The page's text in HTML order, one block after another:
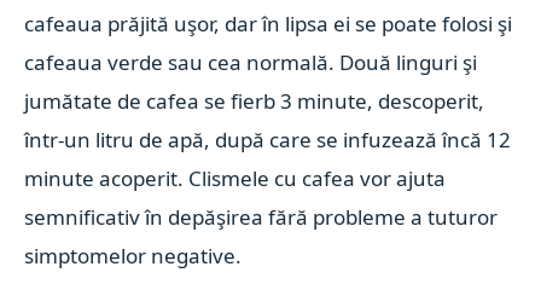
cafeaua prăjită uşor, dar în lipsa ei se poate folosi şi
cafeaua verde sau cea normală. Două linguri şi
jumătate de cafea se fierb 3 minute, descoperit,
într-un litru de apă, după care se infuzează încă 12
minute acoperit. Clismele cu cafea vor ajuta
semnificativ în depăşirea fără probleme a tuturor
simptomelor negative.